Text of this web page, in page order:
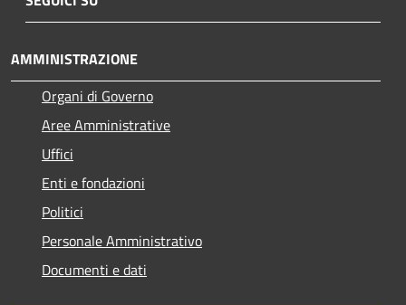
AMMINISTRAZIONE
Organi di Governo
Aree Amministrative
Uffici
Enti e fondazioni
Politici
Personale Amministrativo
Documenti e dati